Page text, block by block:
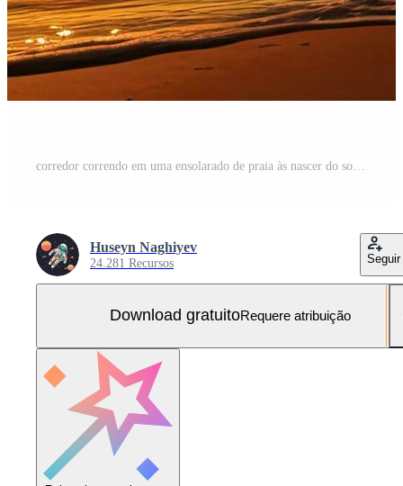
Huseyn Naghiyev
24.281 Recursos Seguir
Download gratuitoRequere atribuição